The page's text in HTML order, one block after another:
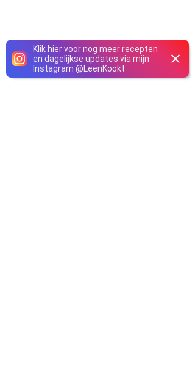
Klik hier voor nog meer recepten
en dagelijkse updates via mijn
Instagram @LeenKookt